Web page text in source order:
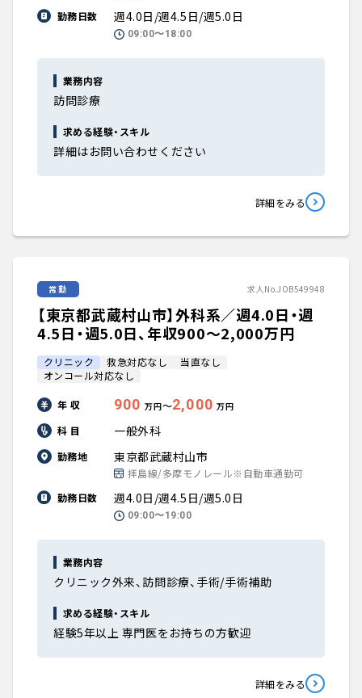
勤務日数
週4.0日/週4.5日/週5.0日
09:00〜18:00
業務内容
訪問診療
求める経験・スキル
詳細はお問い合わせください
詳細をみる
常勤 求人No.JOB549948
【東京都武蔵村山市】外科系／週4.0日・週
4.5日・週5.0日、年収900〜2,000万円
クリニック 救急対応なし
当直なし
オンコール対応なし
年 収 900 万円〜2,000 万円
科 目 一般外科
勤務地 東京都武蔵村山市
拝島線/多摩モノレール※自動車通勤可
勤務日数
週4.0日/週4.5日/週5.0日
09:00〜19:00
業務内容
クリニック外来、訪問診療、手術/手術補助
求める経験・スキル
経験5年以上 専門医をお持ちの方歓迎
詳細をみる